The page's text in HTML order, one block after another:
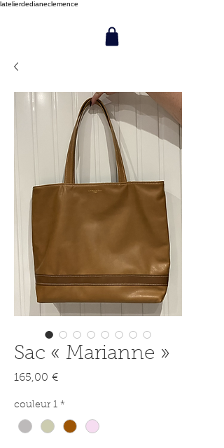
latelierdedianeclemence
Sac « Marianne »
165,00 €Prix
couleur 1 *